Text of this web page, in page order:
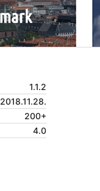
1.1.2
2018.11.28.
200+
4.0